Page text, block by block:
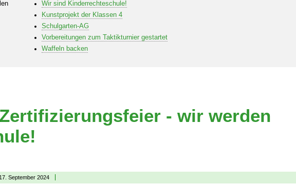
Wir sind Kinderrechteschule!
Kunstprojekt der Klassen 4
Schulgarten-AG
Vorbereitungen zum Taktikturnier gestartet
Waffeln backen
- wir werden
September 2024